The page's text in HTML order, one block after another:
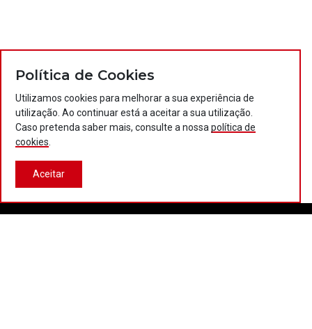
Política de Cookies
Utilizamos cookies para melhorar a sua experiência de
utilização. Ao continuar está a aceitar a sua utilização.
Caso pretenda saber mais, consulte a nossa política de
cookies
Aceitar